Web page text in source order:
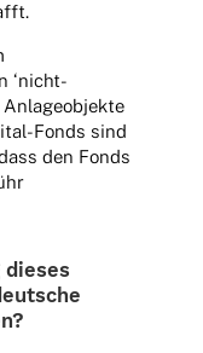
‘nicht-
Anla­ge­ob­jekte
Fonds sind
den Fonds
dieses